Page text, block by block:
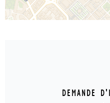
DEMANDE